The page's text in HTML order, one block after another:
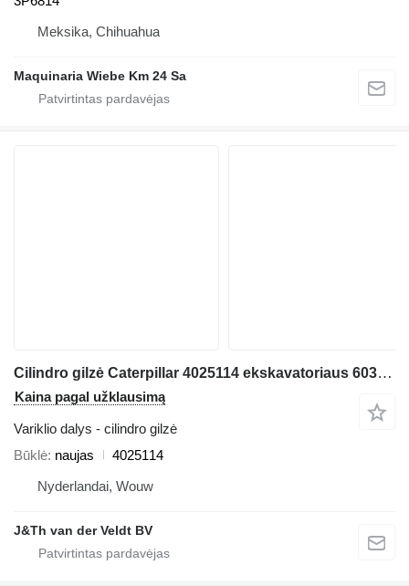
Meksika, Chihuahua
Maquinaria Wiebe Km 24 Sa
Cilindro gilzė Caterpillar 4025114 ekskavatoriaus 6030 RH70 6040FS
Kaina pagal užklausimą
Variklio dalys - cilindro gilzė
Būklė naujas
4025114
Nyderlandai, Wouw
J&Th van der Veldt BV